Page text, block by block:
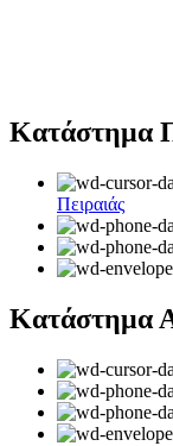
Κατάστημα
Πειραιάς
Κατάστημα